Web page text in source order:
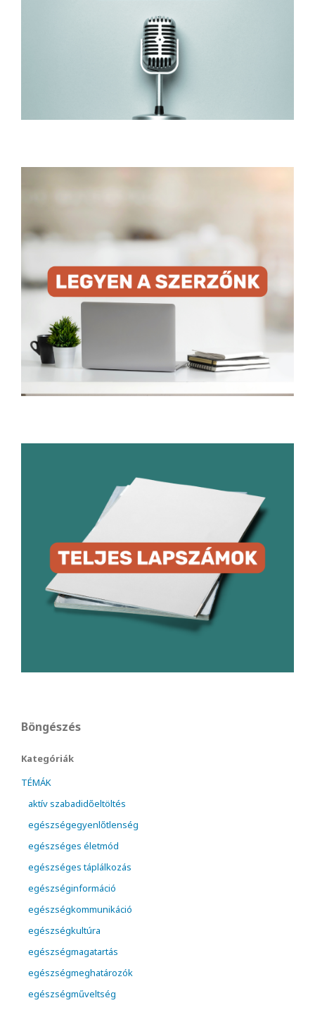
Böngészés
Kategóriák
TÉMÁK
aktív szabadidőeltöltés
egészségegyenlőtlenség
egészséges életmód
egészséges táplálkozás
egészséginformáció
egészségkommunikáció
egészségkultúra
egészségmagatartás
egészségmeghatározók
egészségműveltség